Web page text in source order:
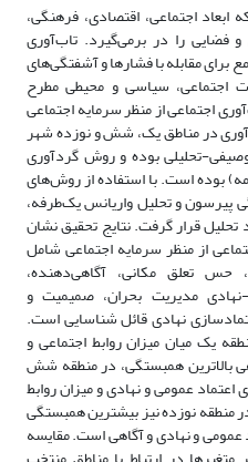
اجتماعی، اقتصادی، فرهنگی،
فضایی را در برمی‌گیرد. تاب‌آوری
برای مقابله با فشارها و آشفتگی‌های
اجتماعی، سیاسی و محیطی مطرح
اجتماعی از منظر سرمایه اجتماعی
در مناطق یک، شش و نوزده شهر
تحلیلی بوده و روش گردآوری
بوده است. با استفاده از روش‌های
پیرسون و تحلیل واریانس یک‌طرفه،
قرار گرفت. نتایج تحقیق نشان
از منظر سرمایه اجتماعی شامل
حس تعلق مکانی، آگاهی‌دهنده،
مدیریت بحران، صمیمیت و
نهادی قائل شناسایی است.
یک میان میزان روابط اجتماعی و
بالاترین همبستگی، در منطقه شش
عمومی و نهادی و میزان روابط
منطقه نوزده نیز بیشترین همبستگی
عمومی و نهادی و آگاهی است. مقایسه